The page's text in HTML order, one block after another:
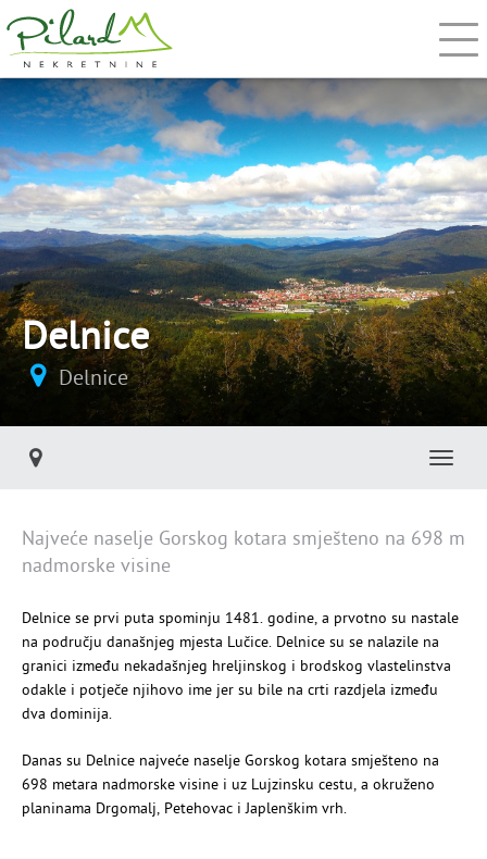
Delnice
Delnice
Najveće naselje Gorskog kotara smješteno na 698 m
nadmorske visine
Delnice se prvi puta spominju 1481. godine, a prvotno su nastale
na području današnjeg mjesta Lučice. Delnice su se nalazile na
granici između nekadašnjeg hreljinskog i brodskog vlastelinstva
odakle i potječe njihovo ime jer su bile na crti razdjela između
dva dominija.
Danas su Delnice najveće naselje Gorskog kotara smješteno na
698 metara nadmorske visine i uz Lujzinsku cestu, a okruženo
planinama Drgomalj, Petehovac i Japlenškim vrh.